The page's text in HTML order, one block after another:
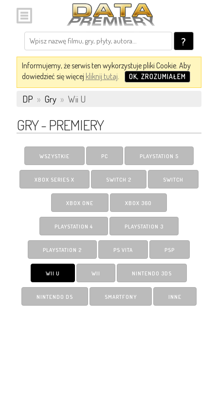
?
Informujemy, że serwis ten wykorzystuje pliki Cookie. Aby
dowiedzieć się więcej kliknij tutaj. OK, ZROZUMIAŁEM
DP » Gry » Wii U
GRY - PREMIERY
WSZYSTKIE PC PLAYSTATION 5
XBOX SERIES X SWITCH 2 SWITCH
XBOX ONE XBOX 360
PLAYSTATION 4 PLAYSTATION 3
PLAYSTATION 2 PS VITA PSP
WII U WII NINTENDO 3DS
NINTENDO DS SMARTFONY INNE